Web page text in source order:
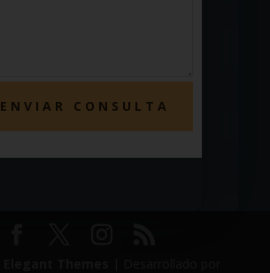
ENVIAR CONSULTA